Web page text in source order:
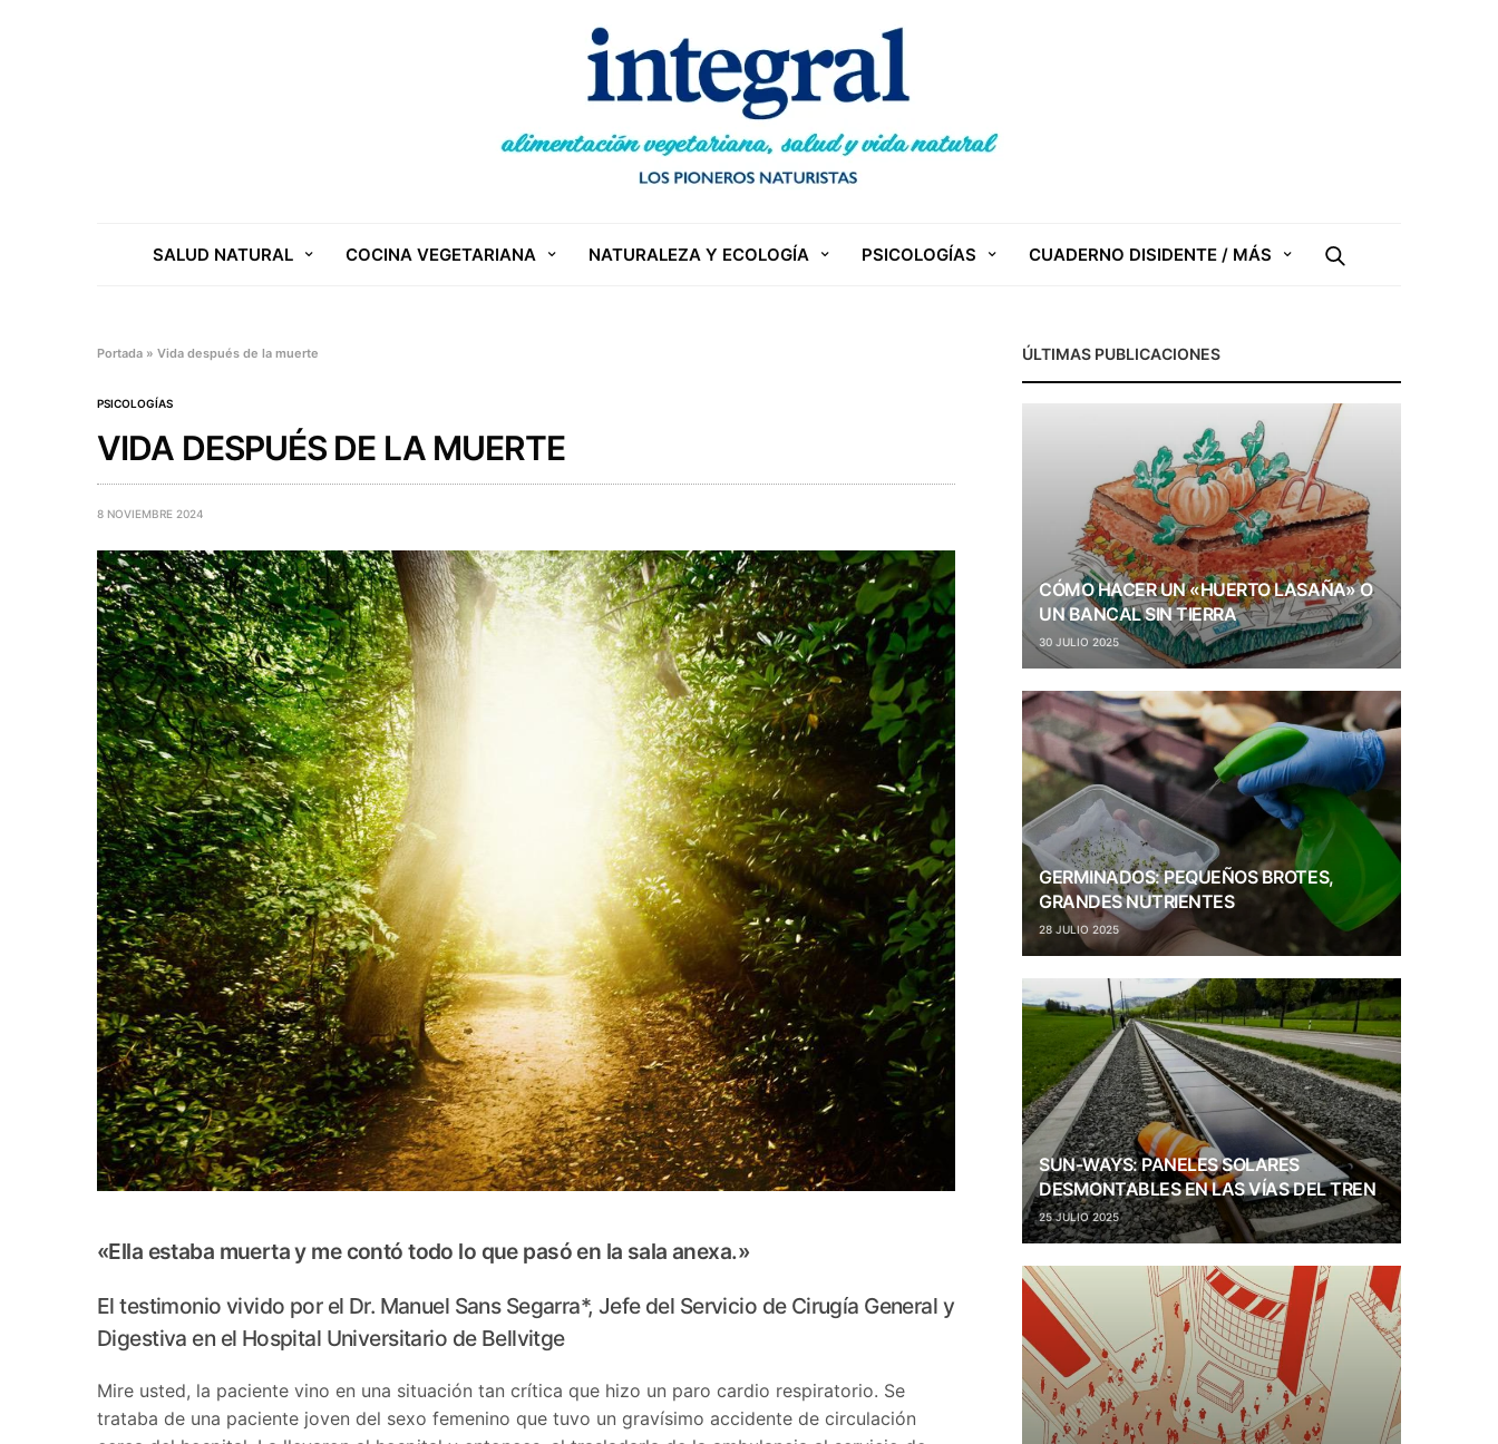
SALUD NATURAL COCINA VEGETARIANA NATURALEZA Y ECOLOGÍA PSICOLOGÍAS CUADERNO DISIDENTE / MÁS
Portada »Vida después de la muerte
PSICOLOGÍAS
VIDA DESPUÉS DE LA MUERTE
8 NOVIEMBRE 2024
«Ella estaba muerta y me contó todo lo que pasó en la sala anexa.»
El testimonio vivido por el Dr. Manuel Sans Segarra*, Jefe del Servicio de Cirugía General y
Digestiva en el Hospital Universitario de Bellvitge
Mire usted, la paciente vino en una situación tan crítica que hizo un paro cardio respiratorio. Se
trataba de una paciente joven del sexo femenino que tuvo un gravísimo accidente de circulación
ÚLTIMAS PUBLICACIONES
CÓMO HACER UN «HUERTO LASAÑA» O
UN BANCAL SIN TIERRA
30 JULIO 2025
GERMINADOS: PEQUEÑOS BROTES,
GRANDES NUTRIENTES
28 JULIO 2025
SUN-WAYS: PANELES SOLARES
DESMONTABLES EN LAS VÍAS DEL TREN
25 JULIO 2025